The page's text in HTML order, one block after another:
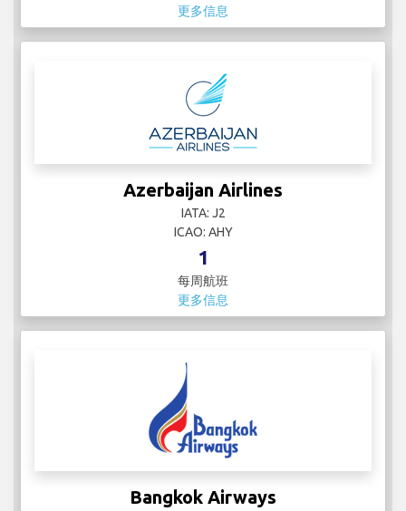
更多信息
Azerbaijan Airlines
IATA: J2
ICAO: AHY
1
每周航班
更多信息
Bangkok Airways